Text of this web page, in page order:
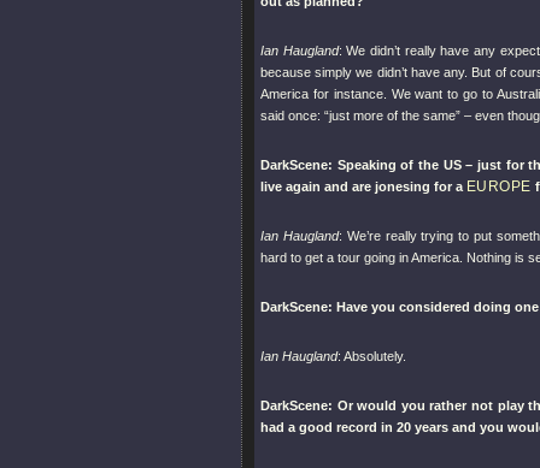
Ian Haugland: We didn’t really have any
because simply we didn’t have any. But of
America for instance. We want to go to
said once: “just more of the same” – even
DarkScene: Speaking of the US – just for
live again and are jonesing for a EUROPE
Ian Haugland: We’re really trying to put
hard to get a tour going in America. Nothing is
DarkScene: Have you considered doing
Ian Haugland: Absolutely.
DarkScene: Or would you rather not play
had a good record in 20 years and you